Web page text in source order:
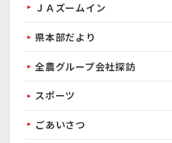
ＪＡズームイン
県本部だより
全農グループ会社探訪
スポーツ
ごあいさつ